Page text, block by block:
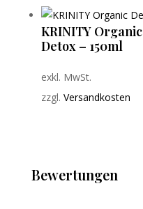
KRINITY Organic
Detox – 150ml
exkl. MwSt.
zzgl. Versandkosten
Bewertungen